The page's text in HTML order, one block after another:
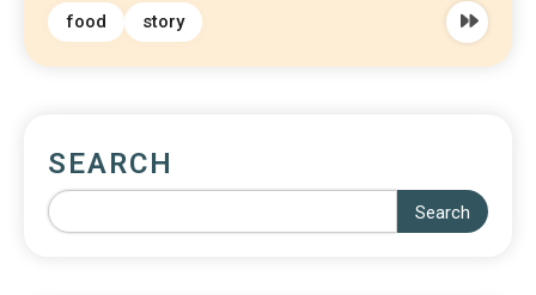
food story
SEARCH
Search